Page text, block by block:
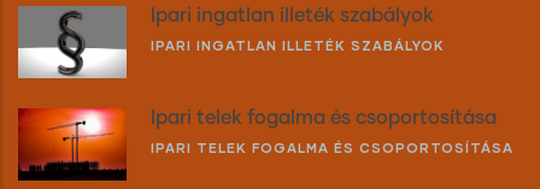
Ipari ingatlan illeték szabályok
IPARI INGATLAN ILLETÉK SZABÁLYOK
Ipari telek fogalma és csoportosítása
IPARI TELEK FOGALMA ÉS CSOPORTOSÍTÁSA